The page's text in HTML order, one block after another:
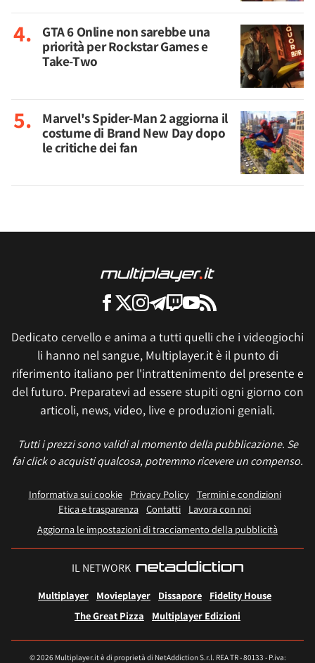
GTA 6 Online non sarebbe una
priorità per Rockstar Games e
Take-Two
Marvel's Spider-Man 2 aggiorna il
costume di Brand New Day dopo
le critiche dei fan
Dedicato cervello e anima a tutti quelli che i videogiochi
li hanno nel sangue, Multiplayer.it è il punto di
riferimento italiano per l'intrattenimento del presente e
del futuro. Preparatevi ad essere stupiti ogni giorno con
articoli, news, video, live e produzioni geniali.
Tutti i prezzi sono validi al momento della pubblicazione. Se
fai click o acquisti qualcosa, potremmo ricevere un compenso.
Informativa sui cookie Privacy Policy
Termini e condizioni
Etica e trasparenza Contatti
Lavora con noi
Aggiorna le impostazioni di tracciamento della pubblicità
IL NETWORK
Multiplayer Movieplayer Dissapore
Fidelity House
The Great Pizza
Multiplayer Edizioni
© 2026 Multiplayer.it è di proprietà di NetAddiction S.r.l. REA TR - 80133 - P.iva: